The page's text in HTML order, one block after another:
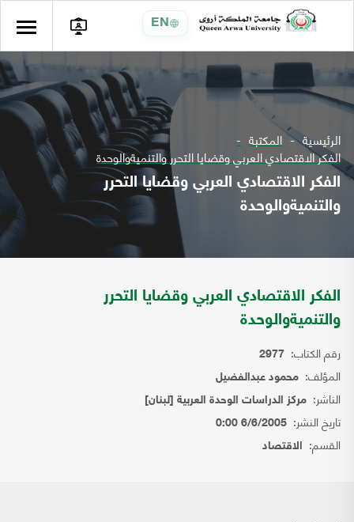
EN
الرئيسية المكتبة
الفكر الاقتصادي العربي وقضايا التحرر والتنميةوالوحدة
الفكر الاقتصادي العربي وقضايا التحرر
والتنميةوالوحدة
الفكر الاقتصادي العربي وقضايا التحرر
والتنميةوالوحدة
رقم الكتاب: 2977
المؤلف: محمود عبدالفضيل
الناشر: مركز الدراسات الوحدة العربية [لبنان]
تاريخ النشر: 6/6/2005 0:00
القسم: الاقتصاد